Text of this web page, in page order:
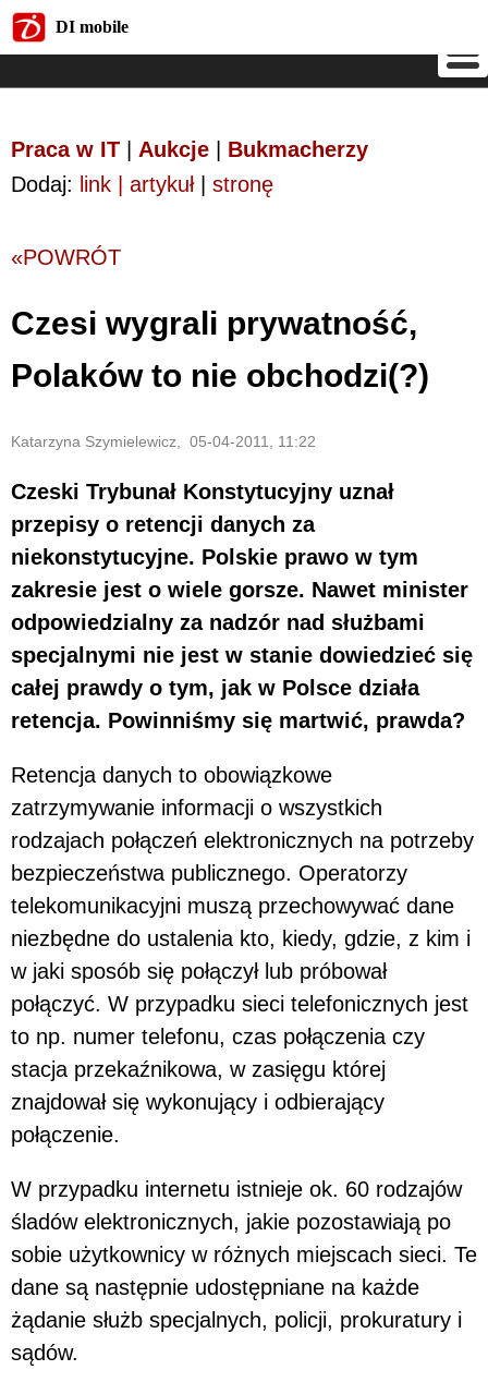
DI mobile
Praca w IT Aukcje
Bukmacherzy
Dodaj: link | artykuł| stronę
«POWRÓT
Czesi wygrali prywatność,
Polaków to nie obchodzi(?)
Katarzyna Szymielewicz, 05-04-2011, 11:22
Czeski Trybunał Konstytucyjny uznał
przepisy o retencji danych za
niekonstytucyjne. Polskie prawo w tym
zakresie jest o wiele gorsze. Nawet minister
odpowiedzialny za nadzór nad służbami
specjalnymi nie jest w stanie dowiedzieć się
całej prawdy o tym, jak w Polsce działa
retencja. Powinniśmy się martwić, prawda?
Retencja danych to obowiązkowe
zatrzymywanie informacji o wszystkich
rodzajach połączeń elektronicznych na potrzeby
bezpieczeństwa publicznego. Operatorzy
telekomunikacyjni muszą przechowywać dane
niezbędne do ustalenia kto, kiedy, gdzie, z kim i
w jaki sposób się połączył lub próbował
połączyć. W przypadku sieci telefonicznych jest
to np. numer telefonu, czas połączenia czy
stacja przekaźnikowa, w zasięgu której
znajdował się wykonujący i odbierający
połączenie.
W przypadku internetu istnieje ok. 60 rodzajów
śladów elektronicznych, jakie pozostawiają po
sobie użytkownicy w różnych miejscach sieci. Te
dane są następnie udostępniane na każde
żądanie służb specjalnych, policji, prokuratury i
sądów.
DI mobile